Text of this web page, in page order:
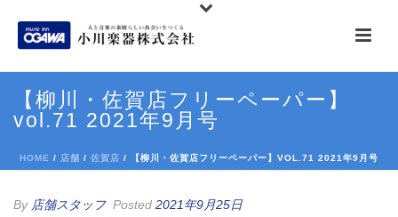
【柳川・佐賀店フリーペーパー】
vol.71 2021年9月号
HOME / 店舗 / 佐賀店 / 【柳川・佐賀店フリーペーパー】VOL.71 2021年9月号
By 店舗スタッフ Posted 2021年9月25日